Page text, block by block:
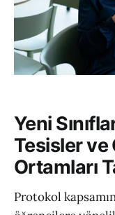
Yeni
Tesisler ve
Ortamları
Protokol